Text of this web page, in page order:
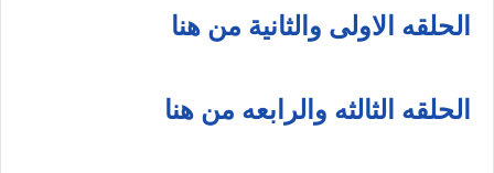
الحلقه الاولى والثانية من هنا
الحلقه الثالثه والرابعه من هنا